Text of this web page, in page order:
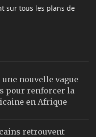
sur tous les plans de
nouvelle vague
pour renforcer la
en Afrique
retrouvent